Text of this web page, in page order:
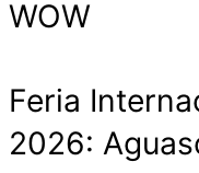
WOW
Feria
2026: